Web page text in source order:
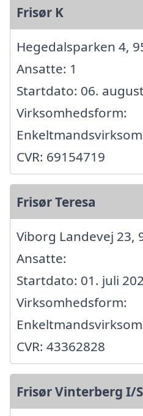
Frisør K
Hegedalsparken 4,
Ansatte: 1
Startdato: 06.
Virksomhedsform:
CVR: 69154719
Frisør Teresa
Viborg Landevej 23,
Ansatte:
Startdato: 01. juli
Virksomhedsform:
CVR: 43362828
Frisør Vinterberg I/S